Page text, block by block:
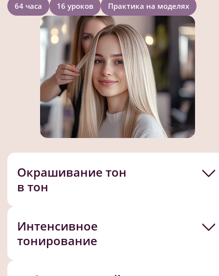
64 часа 16 уроков Практика на моделях
Окрашивание тон
в тон
Интенсивное
тонирование